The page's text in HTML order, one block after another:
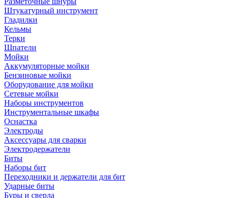
Штукатурный инструмент
Гладилки
Кельмы
Терки
Шпатели
Мойки
Аккумуляторные мойки
Бензиновые мойки
Оборудование для мойки
Сетевые мойки
Наборы инструментов
Инструментальные шкафы
Оснастка
Электроды
Аксессуары для сварки
Электродержатели
Биты
Наборы бит
Переходники и держатели для бит
Ударные биты
Буры и сверла